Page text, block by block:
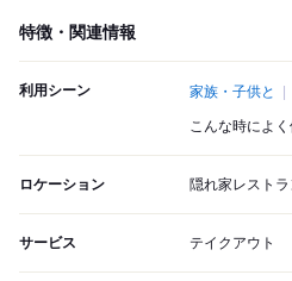
特徴・関連情報
利用シーン 家族・子供と
こんな時によく
ロケーション 隠れ家レストラ
サービス テイクアウト